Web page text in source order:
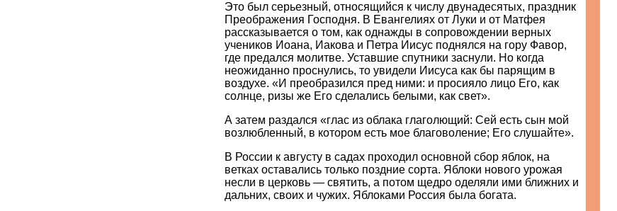
Это был серьезный, относящийся к числу двунадесятых, праздник
Преображения Господня. В Евангелиях от Луки и от Матфея
рассказывается о том, как однажды в сопровождении верных
учеников Иоана, Иакова и Петра Иисус поднялся на гору Фавор,
где предался молитве. Уставшие спутники заснули. Но когда
неожиданно проснулись, то увидели Иисуса как бы парящим в
воздухе. «И преобразился пред ними: и просияло лицо Его, как
солнце, ризы же Его сделались белыми, как свет».
А затем раздался «глас из облака глаголющий: Сей есть сын мой
возлюбленный, в котором есть мое благоволение; Его слушайте».
В России к августу в садах проходил основной сбор яблок, на
ветках оставались только поздние сорта. Яблоки нового урожая
несли в церковь — святить, а потом щедро оделяли ими ближних и
дальних, своих и чужих. Яблоками Россия была богата.